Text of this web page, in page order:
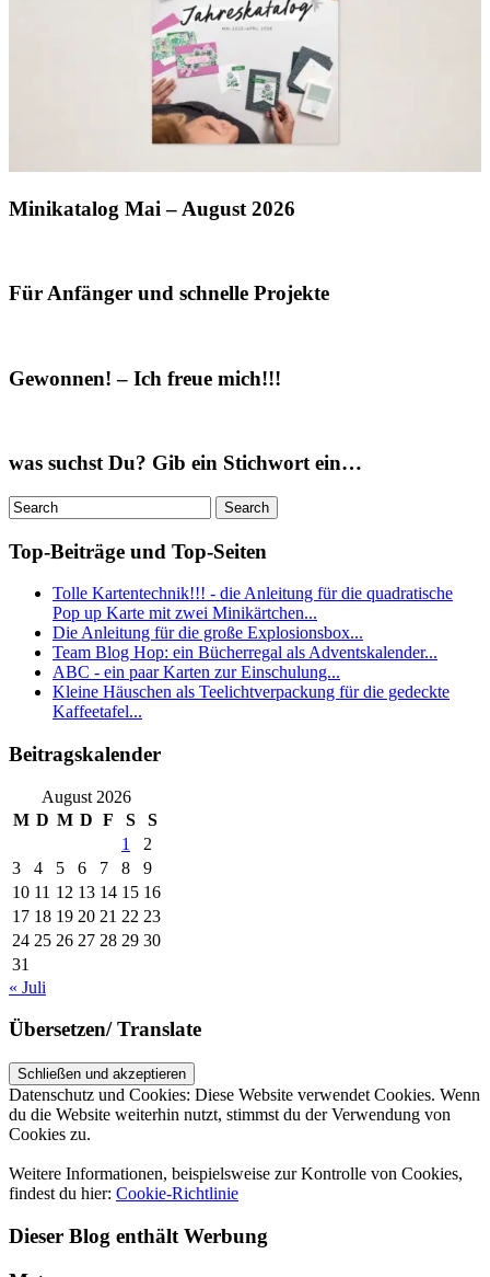
Minikatalog Mai – August 2026
Für Anfänger und schnelle Projekte
Gewonnen! – Ich freue mich!!!
was suchst Du? Gib ein Stichwort ein…
Top-Beiträge und Top-Seiten
Tolle Kartentechnik!!! - die Anleitung für die quadratische
Pop up Karte mit zwei Minikärtchen...
Die Anleitung für die große Explosionsbox...
Team Blog Hop: ein Bücherregal als Adventskalender...
ABC - ein paar Karten zur Einschulung...
Kleine Häuschen als Teelichtverpackung für die gedeckte
Kaffeetafel...
Beitragskalender
August 2026
M D M D F S
S
1
2
3
4 5 6 7 8
9
10 11 12 13 14 15 16
17 18 19 20 21 22 23
24 25 26 27 28 29 30
31
« Juli
Übersetzen/ Translate
Datenschutz und Cookies: Diese Website verwendet Cookies. Wenn
du die Website weiterhin nutzt, stimmst du der Verwendung von
Cookies zu.
Weitere Informationen, beispielsweise zur Kontrolle von Cookies,
findest du hier: Cookie-Richtlinie
Dieser Blog enthält Werbung